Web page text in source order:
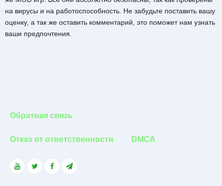
на вирусы и на работоспособность. Не забудьте поставить вашу
оценку, а так же оставить комментарий, это поможет нам узнать
ваши предпочтения.
Обратная связь
Отказ от ответственности DMCA